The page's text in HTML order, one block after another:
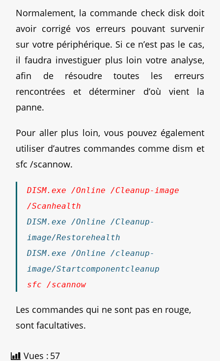
Normalement, la commande check disk doit
avoir corrigé vos erreurs pouvant survenir
sur votre périphérique. Si ce n’est pas le cas,
il faudra investiguer plus loin votre analyse,
afin de résoudre toutes les erreurs
rencontrées et déterminer d’où vient la
panne.
Pour aller plus loin, vous pouvez également
utiliser d’autres commandes comme dism et
sfc /scannow.
DISM.exe /Online /Cleanup-image
/Scanhealth
DISM.exe /Online /Cleanup-
image/Restorehealth
DISM.exe /Online /cleanup-
image/Startcomponentcleanup
sfc /scannow
Les commandes qui ne sont pas en rouge,
sont facultatives.
Vues : 57